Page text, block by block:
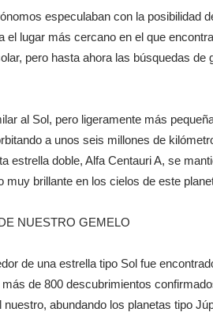
especulaban con la posibilidad
el lugar más cercano en el que
pero hasta ahora las búsquedas de
al Sol, pero ligeramente más
a unos seis millones de
estrella doble, Alfa Centauri A, se
muy brillante en los cielos de este
NUESTRO GEMELO
de una estrella tipo Sol fue
de 800 descubrimientos
abundando los planetas tipo